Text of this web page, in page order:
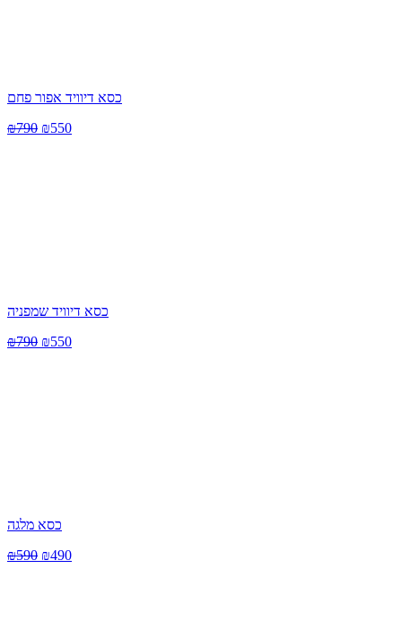
כסא דיוויד אפור פחם
₪790 ₪550
כסא דיוויד שמפניה
₪790 ₪550
כסא מלגה
₪590 ₪490